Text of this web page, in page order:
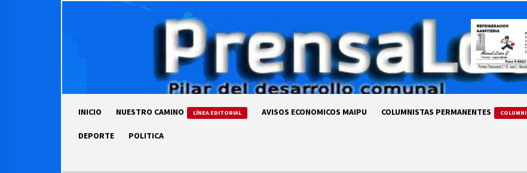
INICIO NUESTRO CAMINO LÍNEA EDITORIAL AVISOS ECONOMICOS MAIPU COLUMNISTAS PERMANENTES
DEPORTE POLITICA